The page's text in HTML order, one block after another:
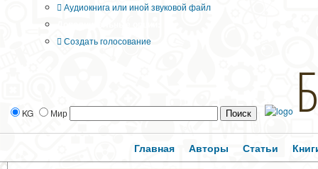
Аудиокнига или иной звуковой файл
Создать голосование
KG Мир
Главная Авторы Статьи